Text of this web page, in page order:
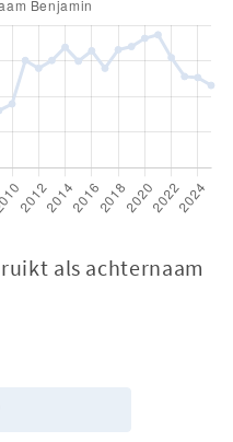
als achternaam